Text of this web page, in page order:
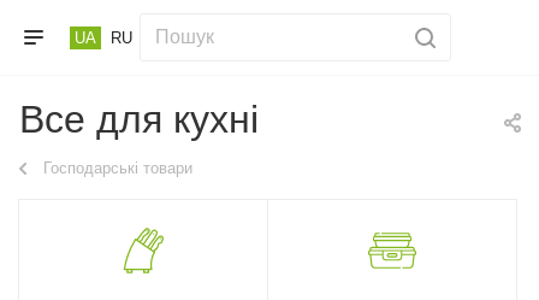
UA RU
Все для кухні
Господарські товари